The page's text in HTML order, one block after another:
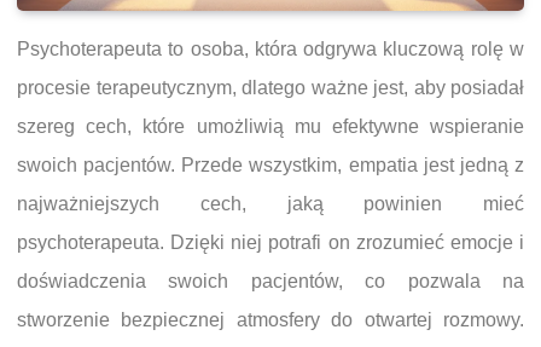
Psychoterapeuta to osoba, która odgrywa kluczową rolę w
procesie terapeutycznym, dlatego ważne jest, aby posiadał
szereg cech, które umożliwią mu efektywne wspieranie
swoich pacjentów. Przede wszystkim, empatia jest jedną z
najważniejszych cech, jaką powinien mieć
psychoterapeuta. Dzięki niej potrafi on zrozumieć emocje i
doświadczenia swoich pacjentów, co pozwala na
stworzenie bezpiecznej atmosfery do otwartej rozmowy.